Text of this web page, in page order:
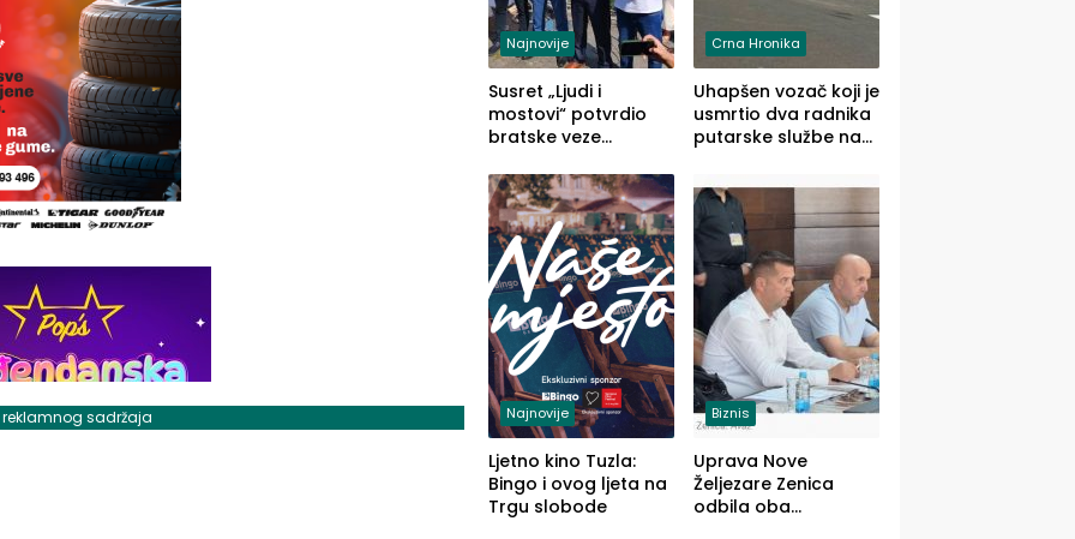
reklamnog sadržaja
Najnovije
Susret „Ljudi i
mostovi“ potvrdio
bratske veze
Zvornika
Crna Hronika
Uhapšen vozač koji je
usmrtio dva radnika
putarske službe na
prema Šapcu
(FOTO)
Najnovije
Ljetno kino Tuzla:
Bingo i ovog ljeta na
Trgu slobode
Biznis
Uprava Nove
Željezare Zenica
odbila oba